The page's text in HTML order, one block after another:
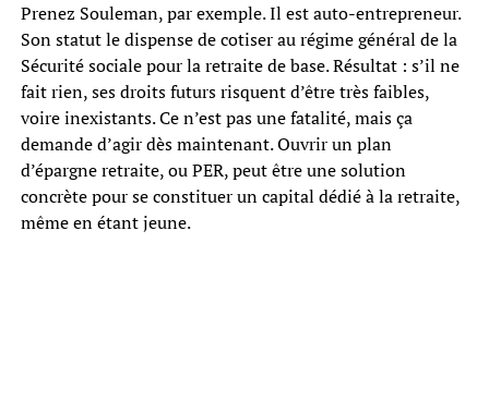
Prenez Souleman, par exemple. Il est auto-entrepreneur.
Son statut le dispense de cotiser au régime général de la
Sécurité sociale pour la retraite de base. Résultat : s’il ne
fait rien, ses droits futurs risquent d’être très faibles,
voire inexistants. Ce n’est pas une fatalité, mais ça
demande d’agir dès maintenant. Ouvrir un plan
d’épargne retraite, ou PER, peut être une solution
concrète pour se constituer un capital dédié à la retraite,
même en étant jeune.